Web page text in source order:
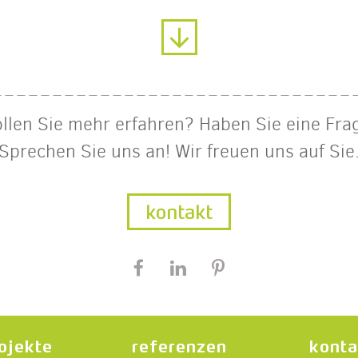
Sie mehr erfahren? Haben Sie eine
Sprechen Sie uns an! Wir freuen uns auf Sie.
kontakt
referenzen